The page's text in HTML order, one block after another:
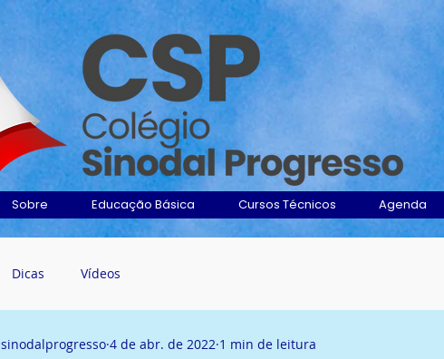
Sobre Educação Básica Cursos Técnicos Agenda
Dicas Vídeos
sinodalprogresso 4 de abr. de 2022 1 min de leitura